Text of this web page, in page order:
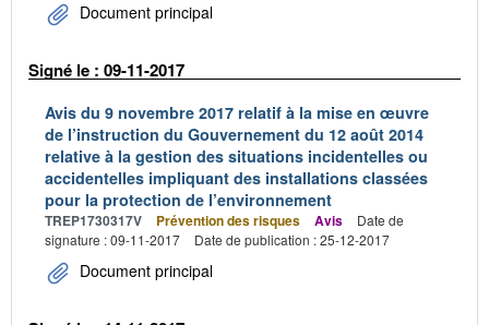
Document principal
Signé le : 09-11-2017
Avis du 9 novembre 2017 relatif à la mise en œuvre
de l’instruction du Gouvernement du 12 août 2014
relative à la gestion des situations incidentelles ou
accidentelles impliquant des installations classées
pour la protection de l’environnement
TREP1730317V Prévention des risques Avis
Date de
signature : 09-11-2017
Date de publication : 25-12-2017
Document principal